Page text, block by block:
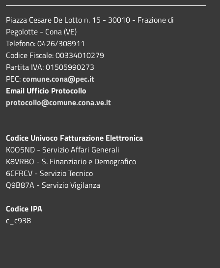
Piazza Cesare De Lotto n. 15 - 30010 - Frazione di
Pegolotte - Cona (VE)
Telefono: 0426/308911
Codice Fiscale: 00334010279
Partita IVA: 01505990273
PEC:comune.cona@pec.it
Email Ufficio Protocollo
protocollo@comune.cona.ve.it
Codice Univoco Fatturazione Elettronica
K0O5ND - Servizio Affari Generali
K8VRBO - S. Finanziario e Demografico
6CFRCV - Servizio Tecnico
Q9B87A - Servizio Vigilanza
Codice IPA
c_c938